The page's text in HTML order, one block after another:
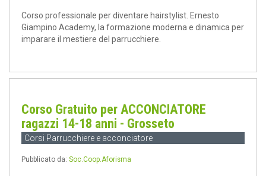
Corso professionale per diventare hairstylist. Ernesto
Giampino Academy, la formazione moderna e dinamica per
imparare il mestiere del parrucchiere.
Corso Gratuito per ACCONCIATORE
ragazzi 14-18 anni - Grosseto
Corsi Parrucchiere e acconciatore
Pubblicato da: Soc.Coop.Aforisma